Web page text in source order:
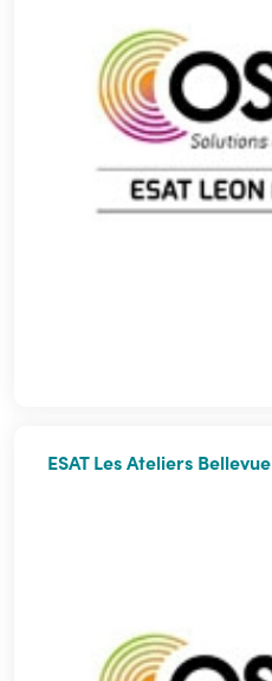
ESAT Les Ateliers Bellevue